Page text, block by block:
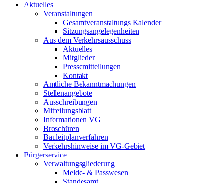
Aktuelles
Veranstaltungen
Gesamtveranstaltungs Kalender
Sitzungsangelegenheiten
Aus dem Verkehrsausschuss
Aktuelles
Mitglieder
Pressemitteilungen
Kontakt
Amtliche Bekanntmachungen
Stellenangebote
Ausschreibungen
Mitteilungsblatt
Informationen VG
Broschüren
Bauleitplanverfahren
Verkehrshinweise im VG-Gebiet
Bürgerservice
Verwaltungsgliederung
Melde- & Passwesen
Standesamt